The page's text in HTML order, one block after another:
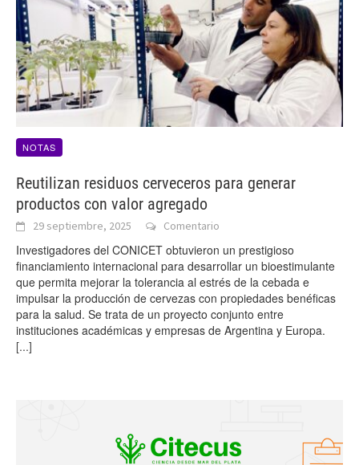
NOTAS
Reutilizan residuos cerveceros para generar
productos con valor agregado
29 septiembre, 2025 Comentario
Investigadores del CONICET obtuvieron un prestigioso
financiamiento internacional para desarrollar un bioestimulante
que permita mejorar la tolerancia al estrés de la cebada e
impulsar la producción de cervezas con propiedades benéficas
para la salud. Se trata de un proyecto conjunto entre
instituciones académicas y empresas de Argentina y Europa.
[...]